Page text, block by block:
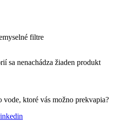
filtre
sa nenachádza žiaden produkt
ktoré vás možno prekvapia?